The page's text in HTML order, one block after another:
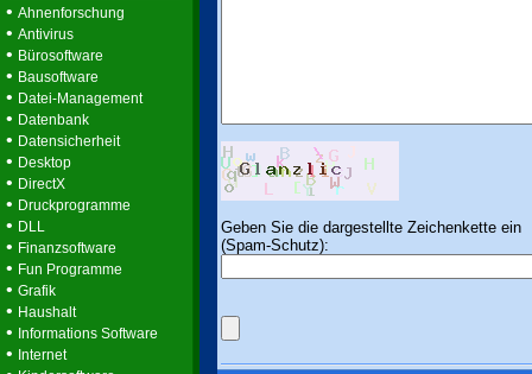
• Ahnenforschung
• Antivirus
• Bürosoftware
• Bausoftware
• Datei-Management
• Datenbank
• Datensicherheit
• Desktop
• DirectX
• Druckprogramme
• DLL
• Finanzsoftware
• Fun Programme
• Grafik
• Haushalt
• Informations Software
• Internet
Geben Sie die dargestellte Zeichenkette ein
(Spam-Schutz):